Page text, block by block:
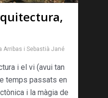
Arribas i Sebastià Jané
i el vi (avui tan
temps passats en
i la màgia de